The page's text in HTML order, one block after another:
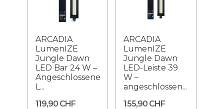
ARCADIA
LumenIZE
Jungle Dawn
LED Bar 24 W –
Angeschlossene
L...
119,90 CHF
ARCADIA
LumenIZE
Jungle Dawn
LED-Leiste 39
W –
angeschlossen...
155,90 CHF